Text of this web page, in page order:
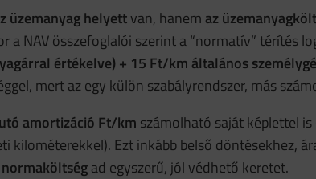
üzemanyag helyettvan, hanem az
NAV összefoglalói szerint a “normatív” térítés
értékelve) + 15 Ft/km általános
mert az egy külön szabályrendszer, más
amortizáció Ft/km számolható saját képlettel
kilométerekkel). Ezt inkább belső döntésekhez,
ad egyszerű, jól védhető keretet.